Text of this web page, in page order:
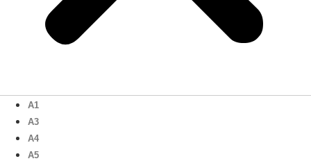
A1
A3
A4
A5